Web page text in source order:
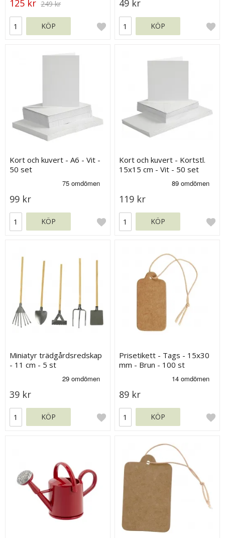
125 kr 249 kr
KÖP
49 kr
KÖP
Kort och kuvert - A6 - Vit -
50 set
99 kr
KÖP
Kort och kuvert - Kortstl.
15x15 cm - Vit - 50 set
119 kr
KÖP
Miniatyr trädgårdsredskap
- 11 cm - 5 st
39 kr
KÖP
Prisetikett - Tags - 15x30
mm - Brun - 100 st
89 kr
KÖP